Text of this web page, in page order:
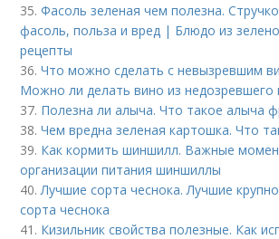
35.Фасоль зеленая чем полезна.
фасоль, польза и вред | Блюдо из
рецепты
36.Что можно сделать с невызревшим
Можно ли делать вино из недозревшего
37. Полезна ли алыча. Что такое алыча
38.Чем вредна зеленая картошка. Что
39. Как кормить шиншилл. Важные
организации питания шиншиллы
40.Лучшие сорта чеснока. Лучшие
сорта чеснока
41. Кизильник свойства полезные. Как